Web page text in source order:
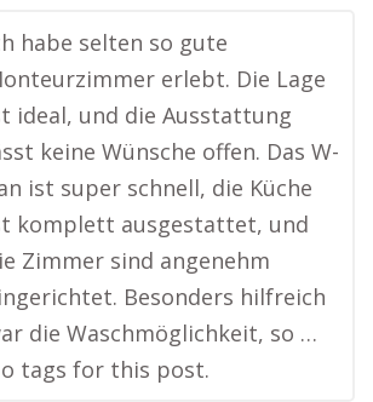
habe selten so gute
erlebt. Die Lage
ideal, und die Ausstattung
keine Wünsche offen. Das W-
ist super schnell, die Küche
komplett ausgestattet, und
Zimmer sind angenehm
Besonders hilfreich
die Waschmöglichkeit, so …
tags for this post.